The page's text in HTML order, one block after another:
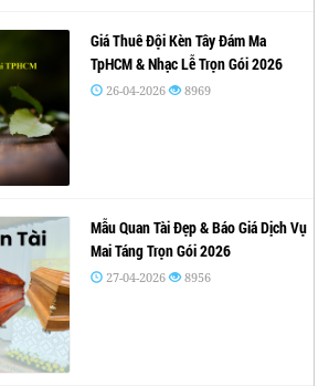
Giá Thuê Đội Kèn Tây Đám Ma
TpHCM & Nhạc Lễ Trọn Gói 2026
26-04-2026 8969
Mẫu Quan Tài Đẹp & Báo Giá Dịch Vụ
Mai Táng Trọn Gói 2026
27-04-2026 8956